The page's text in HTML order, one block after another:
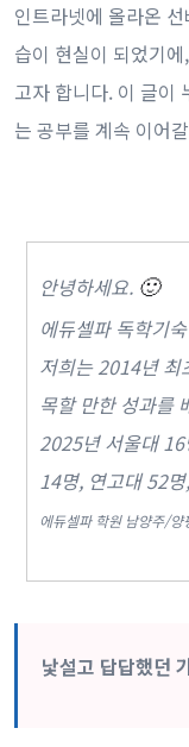
인트라넷에 올라온
습이 현실이 되었기
고자 합니다. 이 글이
는 공부를 계속 이어
안녕하세요. 🙂
에듀셀파 독학기
저희는 2014년 최
목할 만한 성과를
2025년 서울대
14명, 연고대 52
에듀셀파 학원 남양주/양
낯설고 답답했던